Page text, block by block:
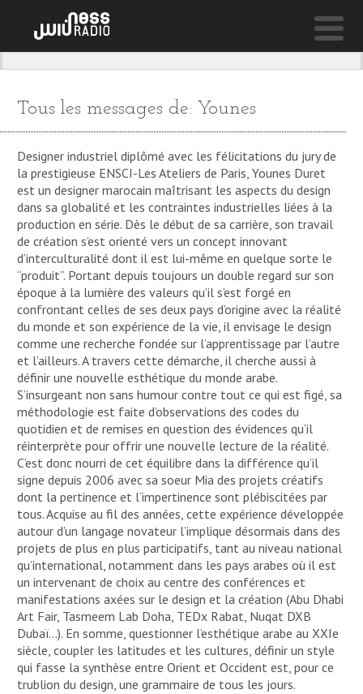
COLD AIR
The Hics
Tous les messages de: Younes
Designer industriel diplômé avec les félicitations du jury de
la prestigieuse ENSCI-Les Ateliers de Paris, Younes Duret
est un designer marocain maîtrisant les aspects du design
dans sa globalité et les contraintes industrielles liées à la
production en série. Dès le début de sa carrière, son travail
de création s’est orienté vers un concept innovant
d’interculturalité dont il est lui-même en quelque sorte le
“produit”. Portant depuis toujours un double regard sur son
époque à la lumière des valeurs qu’il s’est forgé en
confrontant celles de ses deux pays d’origine avec la réalité
du monde et son expérience de la vie, il envisage le design
comme une recherche fondée sur l’apprentissage par l’autre
et l’ailleurs. A travers cette démarche, il cherche aussi à
définir une nouvelle esthétique du monde arabe.
S’insurgeant non sans humour contre tout ce qui est figé, sa
méthodologie est faite d’observations des codes du
quotidien et de remises en question des évidences qu’il
réinterprète pour offrir une nouvelle lecture de la réalité.
C’est donc nourri de cet équilibre dans la différence qu’il
signe depuis 2006 avec sa soeur Mia des projets créatifs
dont la pertinence et l’impertinence sont plébiscitées par
tous. Acquise au fil des années, cette expérience développée
autour d’un langage novateur l’implique désormais dans des
projets de plus en plus participatifs, tant au niveau national
qu’international, notamment dans les pays arabes où il est
un intervenant de choix au centre des conférences et
manifestations axées sur le design et la création (Abu Dhabi
Art Fair, Tasmeem Lab Doha, TEDx Rabat, Nuqat DXB
Dubaï…). En somme, questionner l’esthétique arabe au XXIe
siècle, coupler les latitudes et les cultures, définir un style
qui fasse la synthèse entre Orient et Occident est, pour ce
trublion du design, une grammaire de tous les jours.